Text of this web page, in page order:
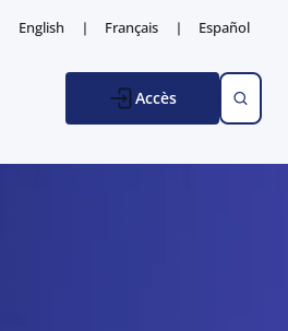
English Français Español
Accès